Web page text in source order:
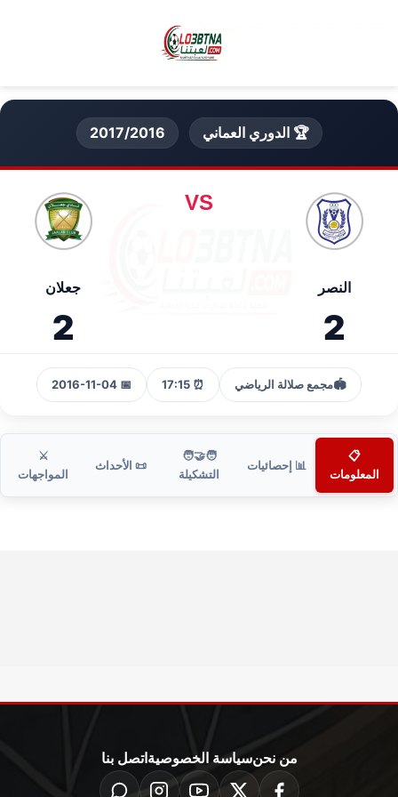
🏆 الدوري العماني 2017/2016
النصر
2
VS
جعلان
2
🏟️مجمع صلالة الرياضي ⏰ 17:15
📅 2016-11-04
📋
المعلومات
📊 إحصائيات
🧑‍🤝‍🧑
التشكيلة
📜 الأحداث
⚔️
المواجهات
من نحنسياسة الخصوصية اتصل بنا